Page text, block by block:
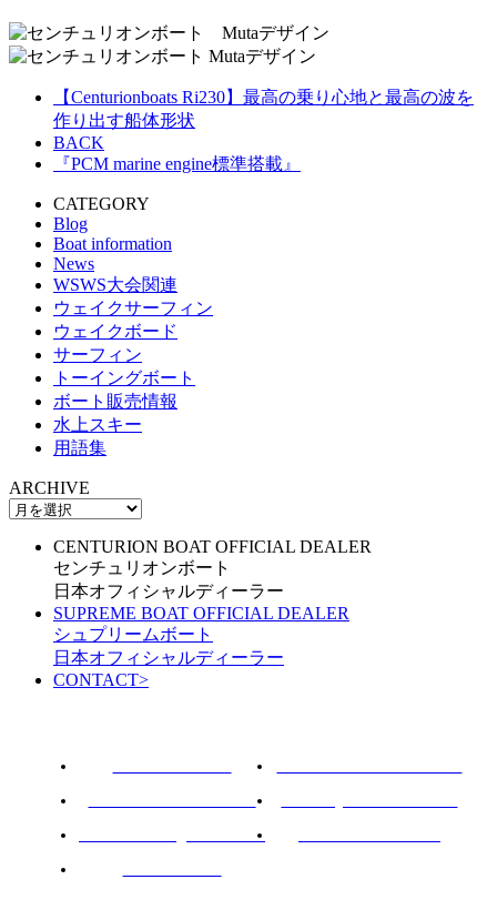
【Centurionboats Ri230】最高の乗り心地と最高の波を
作り出す船体形状
BACK
『PCM marine engine標準搭載』
CATEGORY
Blog
Boat information
News
WSWS大会関連
ウェイクサーフィン
ウェイクボード
サーフィン
トーイングボート
ボート販売情報
水上スキー
用語集
ARCHIVE
CENTURION BOAT OFFICIAL DEALER
センチュリオンボート
日本オフィシャルディーラー
SUPREME BOAT OFFICIAL DEALER
シュプリームボート
日本オフィシャルディーラー
CONTACT>
PCM marine engines JAPAN